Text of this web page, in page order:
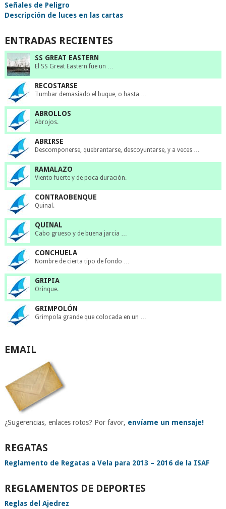
Señales de Peligro
Descripción de luces en las cartas
ENTRADAS RECIENTES
SS GREAT EASTERN
El SS Great Eastern fue un …
RECOSTARSE
Tumbar demasiado el buque, o hasta …
ABROLLOS
Abrojos.
ABRIRSE
Descomponerse, quebrantarse, descoyuntarse, y a veces …
RAMALAZO
Viento fuerte y de poca duración.
CONTRAOBENQUE
Quinal.
QUINAL
Cabo grueso y de buena jarcia …
CONCHUELA
Nombre de cierta tipo de fondo …
GRIPIA
Orinque.
GRIMPOLÓN
Grimpola grande que colocada en un …
EMAIL
¿Sugerencias, enlaces rotos? Por favor, envíame un mensaje!
REGATAS
Reglamento de Regatas a Vela para 2013 – 2016 de la ISAF
REGLAMENTOS DE DEPORTES
Reglas del Ajedrez